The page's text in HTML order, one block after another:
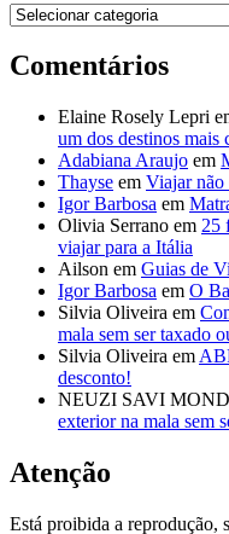
Destinos
Comentários
Elaine Rosely Lepri
um dos destinos mais
Adabiana Araujo em
Thayse em Viajar não
Igor Barbosa em
Olivia Serrano em 25
viajar para a Itália
Ailson em Guias de
Igor Barbosa em O
Silvia Oliveira em
mala sem ser taxado
Silvia Oliveira em
desconto!
NEUZI SAVI
exterior na mala sem
Atenção
Está proibida a reprodução,